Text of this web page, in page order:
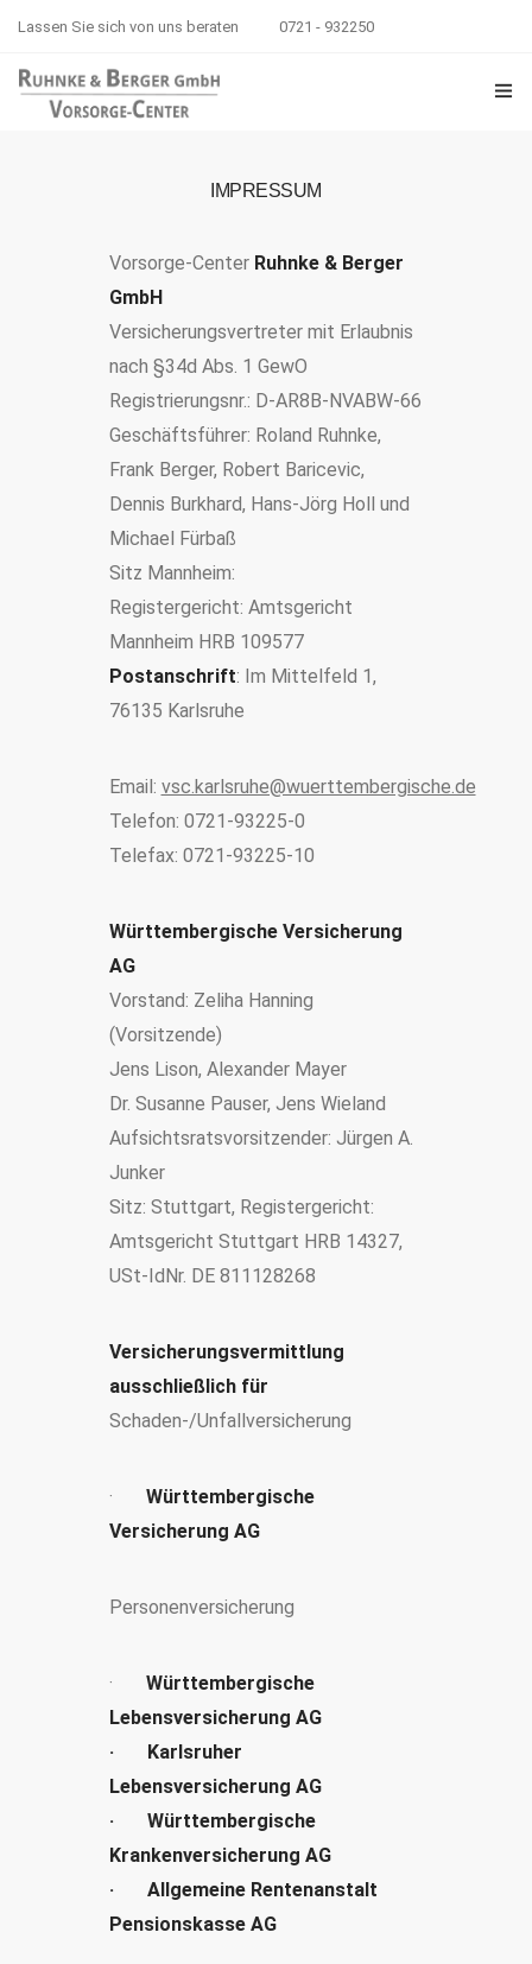
Lassen Sie sich von uns beraten 0721 - 932250
BÜRO BADEN-BADEN
ÜBER UNS
KONTAKT
IMPRESSUM
Vorsorge-Center Ruhnke & Berger
GmbH
Versicherungsvertreter mit Erlaubnis
nach §34d Abs. 1 GewO
Registrierungsnr.: D-AR8B-NVABW-66
Geschäftsführer: Roland Ruhnke,
Frank Berger, Robert Baricevic,
Dennis Burkhard, Hans-Jörg Holl und
Michael Fürbaß
Sitz Mannheim:
Registergericht: Amtsgericht
Mannheim HRB 109577
Postanschrift: Im Mittelfeld 1,
76135 Karlsruhe
Email: vsc.karlsruhe@wuerttembergische.de
Telefon: 0721-93225-0
Telefax: 0721-93225-10
Württembergische Versicherung
AG
Vorstand: Zeliha Hanning
(Vorsitzende)
Jens Lison, Alexander Mayer
Dr. Susanne Pauser, Jens Wieland
Aufsichtsratsvorsitzender: Jürgen A.
Junker
Sitz: Stuttgart, Registergericht:
Amtsgericht Stuttgart HRB 14327,
USt-IdNr. DE 811128268
Versicherungsvermittlung
ausschließlich für
Schaden-/Unfallversicherung
·
Württembergische
Versicherung AG
Personenversicherung
·
Württembergische
Lebensversicherung AG
· Karlsruher
Lebensversicherung AG
· Württembergische
Krankenversicherung AG
· Allgemeine Rentenanstalt
Pensionskasse AG